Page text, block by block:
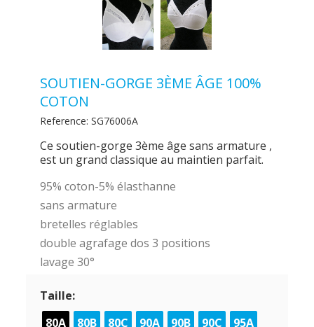
SOUTIEN-GORGE 3ÈME ÂGE 100%
COTON
Reference: SG76006A
Ce soutien-gorge 3ème âge sans armature ,
est un grand classique au maintien parfait.
95% coton-5% élasthanne
sans armature
bretelles réglables
double agrafage dos 3 positions
lavage 30°
Taille:
80A
80B 80C 90A 90B 90C 95A